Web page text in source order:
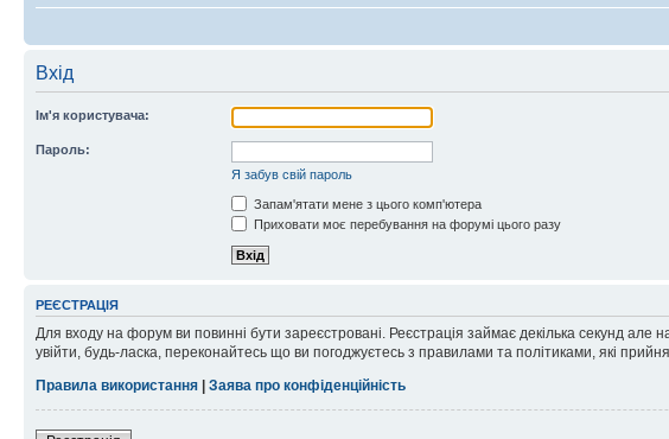
Вхід
Ім'я користувача:
Пароль:
Я забув свій пароль
Запам'ятати мене з цього комп'ютера
Приховати моє перебування на форумі цього разу
РЕЄСТРАЦІЯ
Для входу на форум ви повинні бути зареєстровані. Реєстрація займає декілька секунд
увійти, будь-ласка, переконайтесь що ви погоджуєтесь з правилами та політиками, які
Правила використання | Заява про конфіденційність